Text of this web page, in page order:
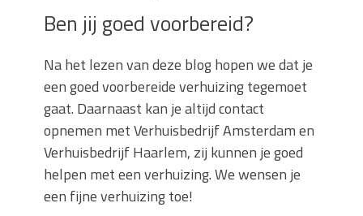
Ben jij goed voorbereid?
Na het lezen van deze blog hopen we dat je
een goed voorbereide verhuizing tegemoet
gaat. Daarnaast kan je altijd contact
opnemen met Verhuisbedrijf Amsterdam en
Verhuisbedrijf Haarlem, zij kunnen je goed
helpen met een verhuizing. We wensen je
een fijne verhuizing toe!